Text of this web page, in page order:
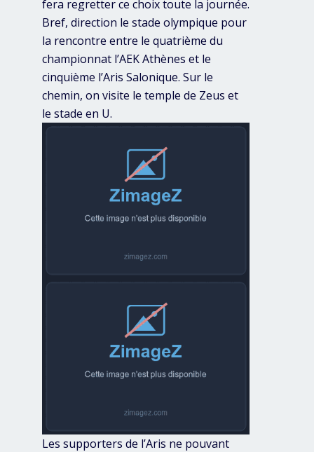
fera regretter ce choix toute la journée.
Bref, direction le stade olympique pour
la rencontre entre le quatrième du
championnat l’AEK Athènes et le
cinquième l’Aris Salonique. Sur le
chemin, on visite le temple de Zeus et
le stade en U.
Les supporters de l’Aris ne pouvant